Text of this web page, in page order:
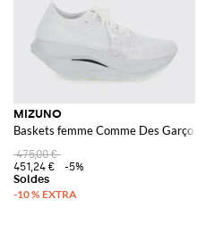
MIZUNO
Baskets femme Comme Des Garçons
475,00 €
451,24 €
-5%